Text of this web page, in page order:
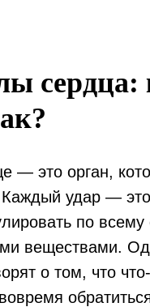
сердца:
— это орган,
Каждый удар —
по
веществами.
о том, что